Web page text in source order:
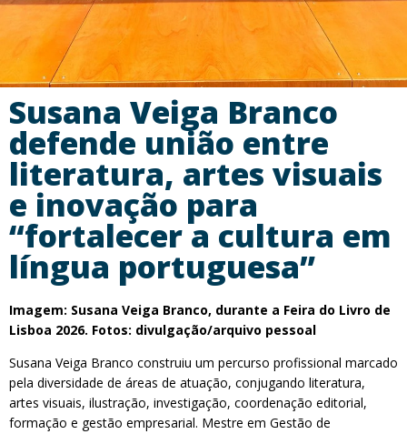
Susana Veiga Branco
defende união entre
literatura, artes visuais
e inovação para
“fortalecer a cultura em
língua portuguesa”
Imagem: Susana Veiga Branco, durante a Feira do Livro de
Lisboa 2026. Fotos: divulgação/arquivo pessoal
Susana Veiga Branco construiu um percurso profissional marcado
pela diversidade de áreas de atuação, conjugando literatura,
artes visuais, ilustração, investigação, coordenação editorial,
formação e gestão empresarial. Mestre em Gestão de